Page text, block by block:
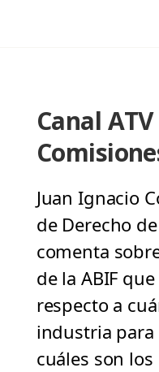
Canal
Juan Ignacio
de Derecho
comenta
de la ABIF
respecto a
industria
cuáles son